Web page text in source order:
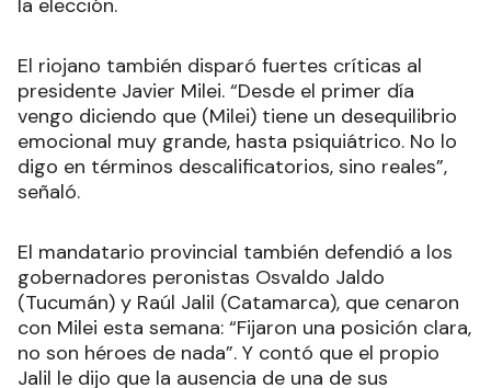
El riojano también disparó fuertes críticas al
presidente Javier Milei. “Desde el primer día
vengo diciendo que (Milei) tiene un desequilibrio
emocional muy grande, hasta psiquiátrico. No lo
digo en términos descalificatorios, sino reales”,
señaló.
El mandatario provincial también defendió a los
gobernadores peronistas Osvaldo Jaldo
(Tucumán) y Raúl Jalil (Catamarca), que cenaron
con Milei esta semana: “Fijaron una posición clara,
no son héroes de nada”. Y contó que el propio
Jalil le dijo que la ausencia de una de sus